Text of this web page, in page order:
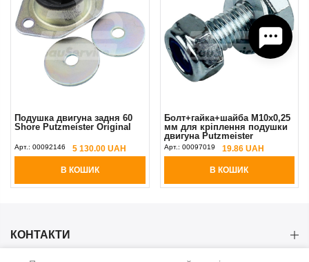
Подушка двигуна задня 60
Shore Putzmeister Original
Арт.: 00092146 5 130.00 UAH
В КОШИК
Болт+гайка+шайба М10х0,25
мм для кріплення подушки
двигуна Putzmeister
М740/1/2/3
Арт.: 00097019 19.86 UAH
В КОШИК
КОНТАКТИ